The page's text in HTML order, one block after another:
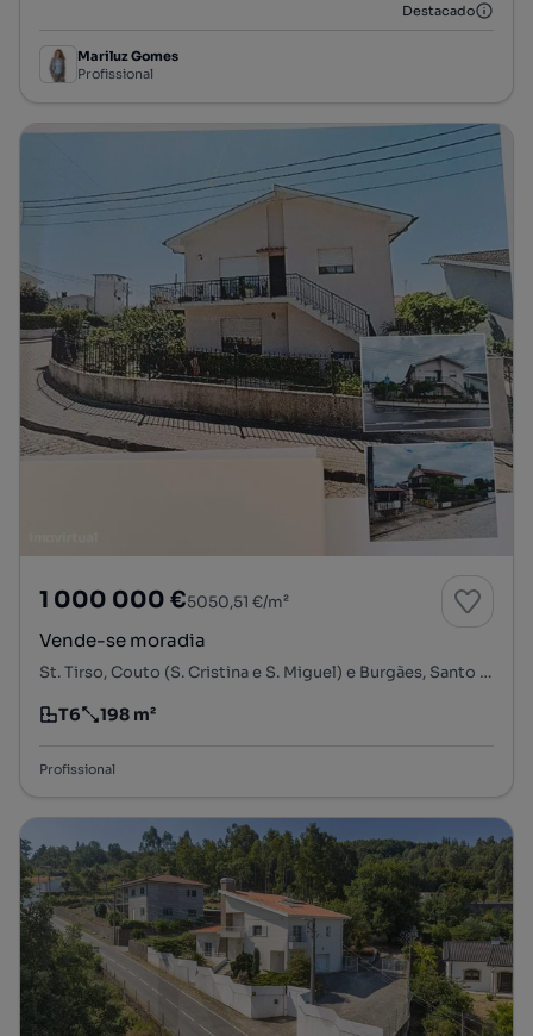
Destacado
Mariluz Gomes
Profissional
1 000 000 €5050,51 €/m²
Vende-se moradia
St. Tirso, Couto (S. Cristina e S. Miguel) e Burgães, Santo Tirso, Porto
Tipologia
T6
Preço por metro quadrado
198 m²
Profissional